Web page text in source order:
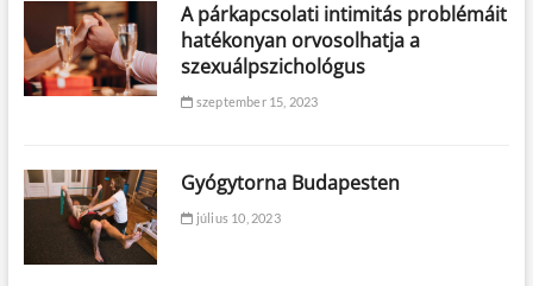
A párkapcsolati intimitás problémáit
hatékonyan orvosolhatja a
szexuálpszichológus
szeptember 15, 2023
Gyógytorna Budapesten
július 10, 2023